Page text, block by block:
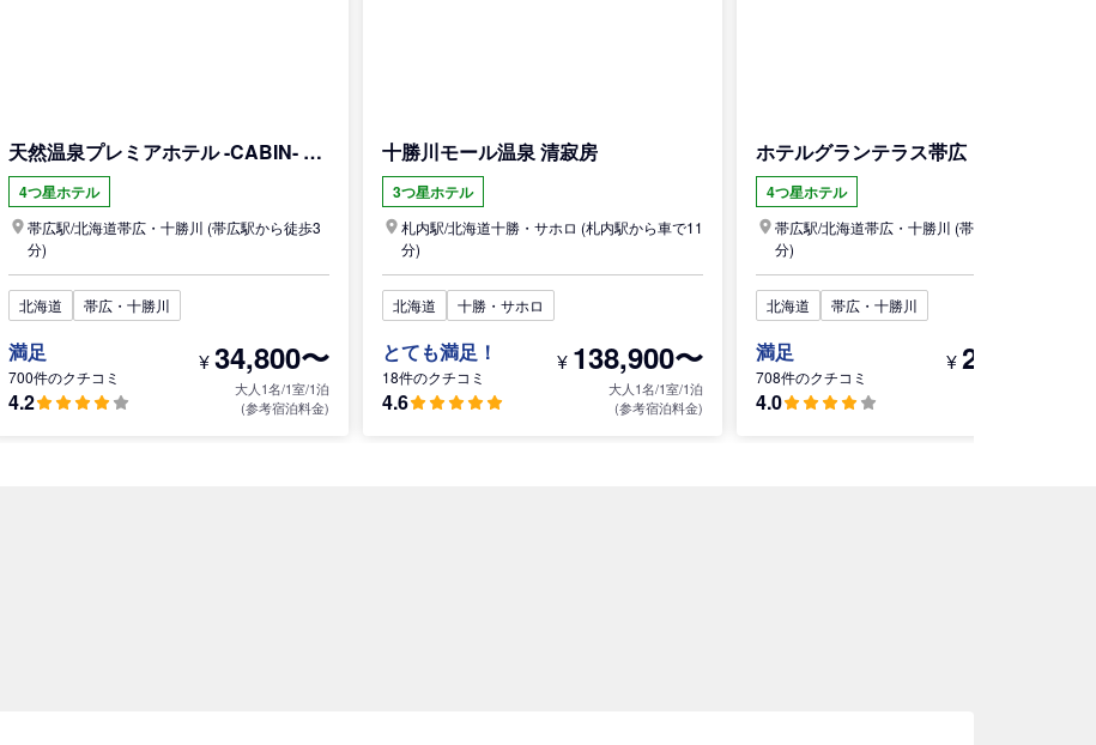
天然温泉プレミアホテル -CABIN- 帯広
4つ星ホテル
帯広駅/北海道帯広・十勝川 (帯広駅から徒歩3
分)
北海道 帯広・十勝川
満足
700件のクチコミ
4.2
¥34,800〜
大人1名/1室/1泊
(参考宿泊料金)
十勝川モール温泉 清寂房
3つ星ホテル
札内駅/北海道十勝・サホロ (札内駅から車で11
分)
北海道 十勝・サホロ
とても満足！
18件のクチコミ
4.6
¥ 138,900〜
大人1名/1室/1泊
(参考宿泊料金)
ホテルグランテラス帯広
4つ星ホテル
帯広駅/北海道帯広・十勝川 (帯広駅から徒歩4
分)
北海道 帯広・十勝川
満足
708件のクチコミ
4.0
¥24,500〜